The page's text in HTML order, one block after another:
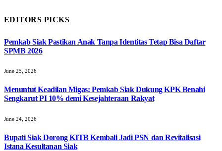
EDITORS PICKS
Pemkab Siak Pastikan Anak Tanpa Identitas Tetap Bisa Daftar
SPMB 2026
June 25, 2026
Menuntut Keadilan Migas: Pemkab Siak Dukung KPK Benahi
Sengkarut PI 10% demi Kesejahteraan Rakyat
June 24, 2026
Bupati Siak Dorong KITB Kembali Jadi PSN dan Revitalisasi
Istana Kesultanan Siak